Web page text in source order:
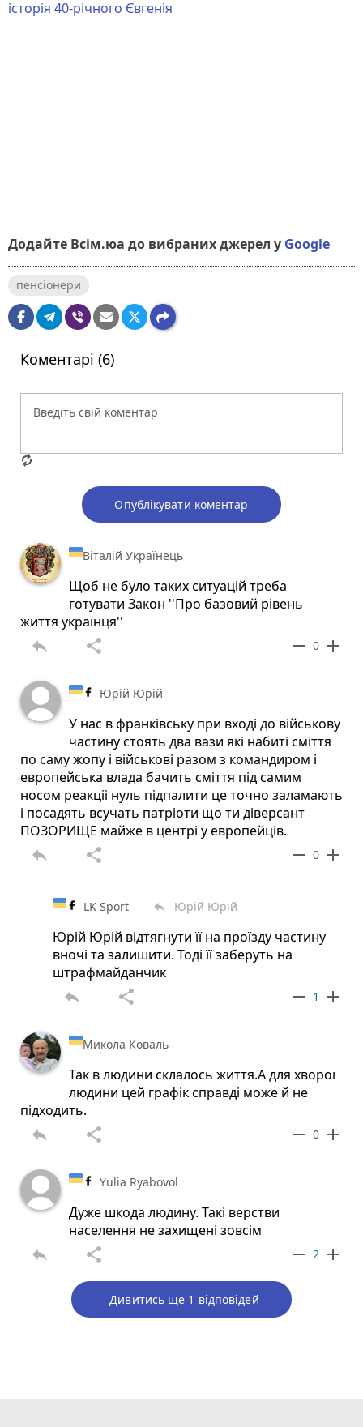
історія 40-річного Євгенія
Додайте Всім.юа до вибраних джерел у Google
пенсіонери
Коментарі (6)
Опублікувати коментар
Віталій Українець
Щоб не було таких ситуацій треба
готувати Закон ''Про базовий рівень
життя українця''
reply share remove 0 add
Юрій Юрій
У нас в франківську при вході до військову
частину стоять два вази які набиті сміття
по саму жопу і військові разом з командиром і
европейська влада бачить сміття під самим
носом реакціі нуль підпалити це точно заламають
і посадять всучать патріоти що ти діверсант
ПОЗОРИЩЕ майже в центрі у европейців.
reply share remove 0 add
LK Sport reply Юрій Юрій
Юрій Юрій відтягнути її на проїзду частину
вночі та залишити. Тоді її заберуть на
штрафмайданчик
reply share remove 1 add
Микола Коваль
Так в людини склалось життя.А для хворої
людини цей графік справді може й не
підходить.
reply share remove 0 add
Yulia Ryabovol
Дуже шкода людину. Такі верстви
населення не захищені зовсім
reply share remove 2 add
Дивитись ще 1 відповідей